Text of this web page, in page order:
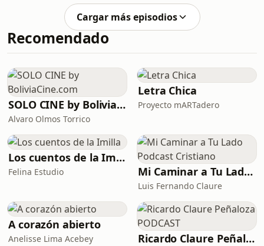
Cargar más episodios
Recomendado
SOLO CINE by BoliviaCine.com
Alvaro Olmos Torrico
Letra Chica
Proyecto mARTadero
Los cuentos de la Imilla
Felina Estudio Mi Caminar a Tu Lado Podcast Cristiano
Luis Fernando Claure
A corazón abierto
Anelisse Lima Acebey Ricardo Claure Peñaloza PODCAST